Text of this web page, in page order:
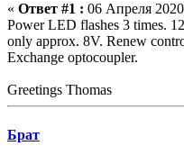
« Ответ #1 : 06 Апреля
Power LED flashes 3 times.
only approx. 8V. Renew
Exchange optocoupler.
Greetings Thomas
Брат